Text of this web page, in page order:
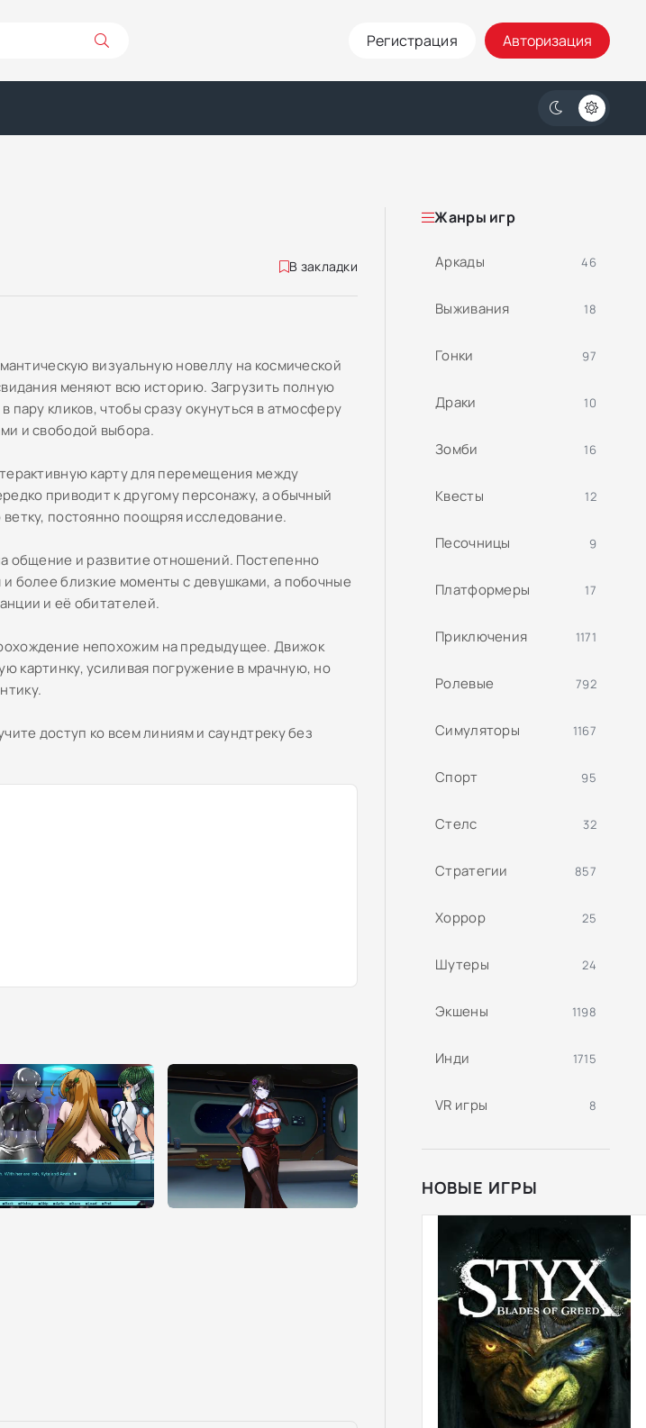
Регистрация Авторизация
В закладки
визуальную новеллу на космической
меняют всю историю. Загрузить полную
кликов, чтобы сразу окунуться в атмосферу
и свободой выбора.
карту для перемещения между
приводит к другому персонажу, а обычный
постоянно поощряя исследование.
общение и развитие отношений. Постепенно
более близкие моменты с девушками, а побочные
и её обитателей.
непохожим на предыдущее. Движок
картинку, усиливая погружение в мрачную, но
доступ ко всем линиям и саундтреку без
Жанры игр
Аркады 46
Выживания 18
Гонки 97
Драки 10
Зомби 16
Квесты 12
Песочницы 9
Платформеры 17
Приключения 1171
Ролевые 792
Симуляторы 1167
Спорт 95
Стелс 32
Стратегии 857
Хоррор 25
Шутеры 24
Экшены 1198
Инди 1715
VR игры 8
НОВЫЕ ИГРЫ